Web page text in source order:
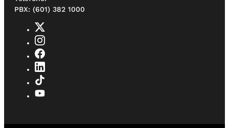
PBX: (601) 382 1000